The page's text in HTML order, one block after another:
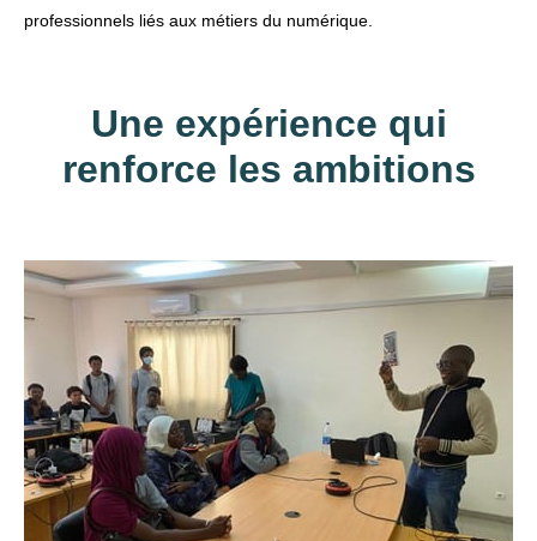
professionnels liés aux métiers du numérique.
Une expérience qui
renforce les ambitions